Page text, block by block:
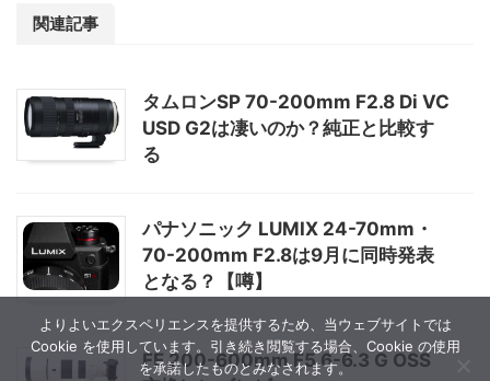
関連記事
タムロンSP 70-200mm F2.8 Di VC
USD G2は凄いのか？純正と比較す
る
パナソニック LUMIX 24-70mm・
70-200mm F2.8は9月に同時発表
となる？【噂】
FE 200-600mm F5.6-6.3 G OSS
よりよいエクスペリエンスを提供するため、当ウェブサイトでは
Cookie を使用しています。引き続き閲覧する場合、Cookie の使用
を承諾したものとみなされます。